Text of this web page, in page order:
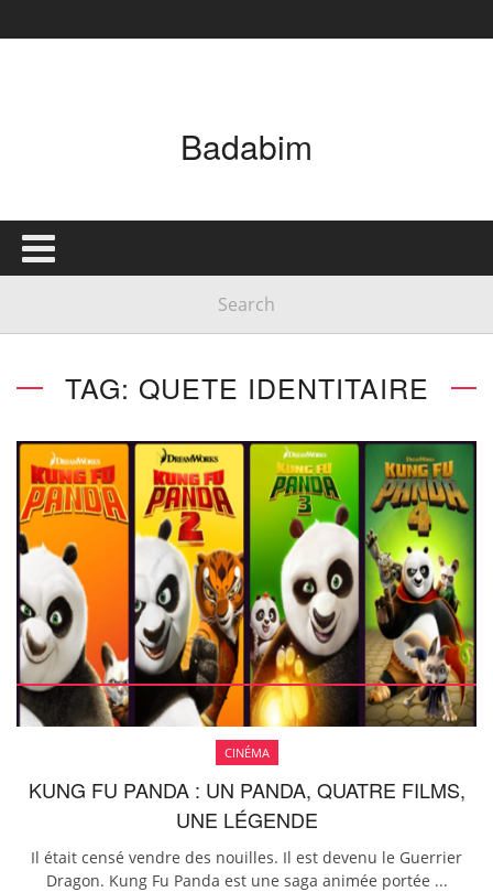
Badabim
TAG: QUETE IDENTITAIRE
CINÉMA
KUNG FU PANDA : UN PANDA, QUATRE FILMS,
UNE LÉGENDE
Il était censé vendre des nouilles. Il est devenu le Guerrier
Dragon. Kung Fu Panda est une saga animée portée ...